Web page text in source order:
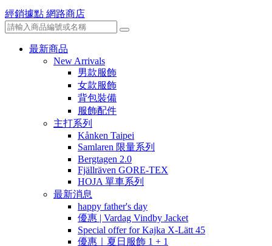
經銷據點 網路商店
最新商品
New Arrivals
男款服飾
女款服飾
背包裝備
服飾配件
主打系列
Kånken Taipei
Samlaren 限量系列
Bergtagen 2.0
Fjällräven GORE-TEX
HOJA 單車系列
最新消息
happy father's day
優惠 | Vardag Vindby Jacket
Special offer for Kajka X-Lätt 45
優惠｜夏日服飾 1 + 1